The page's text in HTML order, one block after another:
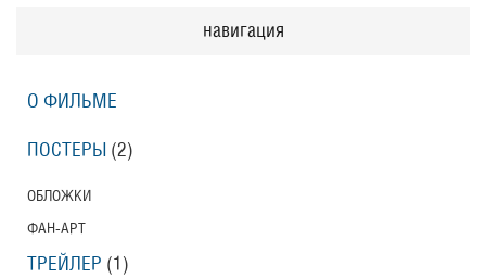
навигация
О ФИЛЬМЕ
ПОСТЕРЫ (2)
ОБЛОЖКИ
ФАН-АРТ
ТРЕЙЛЕР (1)